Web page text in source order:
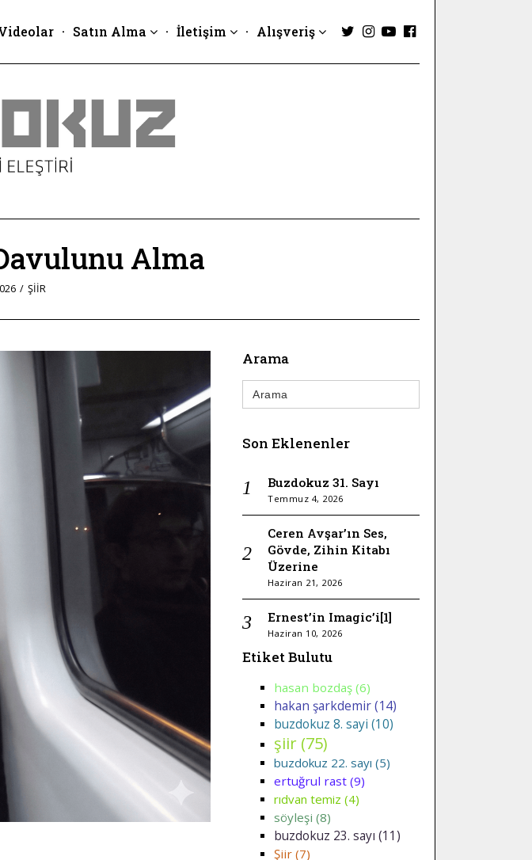
Satın Alma İletişim Alışveriş
Alma
MART
2026
ŞIIR
Arama
Search
for:
Son Eklenenler
Buzdokuz 31. Sayı
Temmuz 4, 2026
Ceren Avşar’ın Ses,
Gövde, Zihin Kitabı
Üzerine
Haziran 21, 2026
Ernest’in Imagic’i[1]
Haziran 10, 2026
Etiket Bulutu
hasan bozdaş (6)
hakan şarkdemir (14)
buzdokuz 8. sayi (10)
şiir (75)
buzdokuz 22. sayı (5)
ertuğrul rast (9)
rıdvan temiz (4)
söyleşi (8)
buzdokuz 23. sayı (11)
Şiir (7)